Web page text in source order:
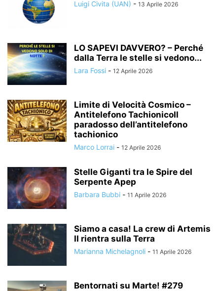
Luigi Civita (UAN) - 13 Aprile 2026
LO SAPEVI DAVVERO? – Perché
dalla Terra le stelle si vedono...
Lara Fossi - 12 Aprile 2026
Limite di Velocità Cosmico –
Antitelefono TachionicoIl
paradosso dell’antitelefono
tachionico
Marco Lorrai - 12 Aprile 2026
Stelle Giganti tra le Spire del
Serpente Apep
Barbara Bubbi - 11 Aprile 2026
Siamo a casa! La crew di Artemis
II rientra sulla Terra
Marianna Michelagnoli - 11 Aprile 2026
Bentornati su Marte! #279